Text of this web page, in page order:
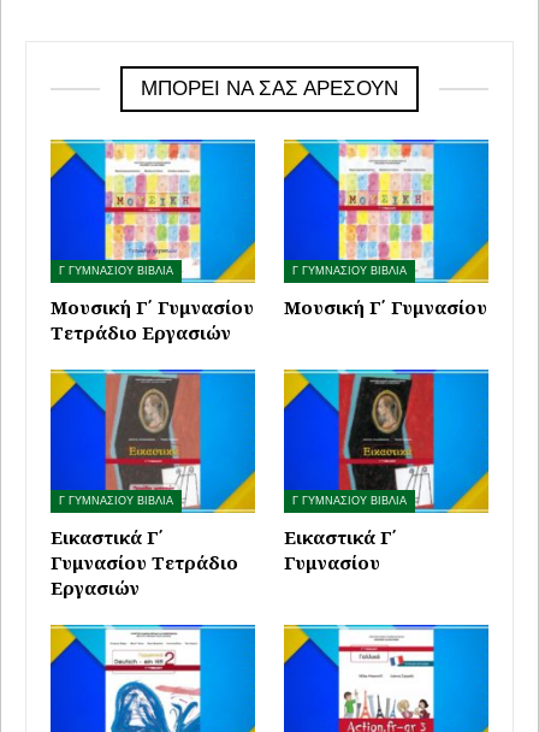
ΜΠΟΡΕΊ ΝΑ ΣΑΣ ΑΡΈΣΟΥΝ
Γ ΓΥΜΝΑΣΙΟΥ ΒΙΒΛΙΑ
Μουσική Γ΄ Γυμνασίου
Τετράδιο Εργασιών
Γ ΓΥΜΝΑΣΙΟΥ ΒΙΒΛΙΑ
Μουσική Γ΄ Γυμνασίου
Γ ΓΥΜΝΑΣΙΟΥ ΒΙΒΛΙΑ
Εικαστικά Γ΄
Γυμνασίου Τετράδιο
Εργασιών
Γ ΓΥΜΝΑΣΙΟΥ ΒΙΒΛΙΑ
Εικαστικά Γ΄
Γυμνασίου